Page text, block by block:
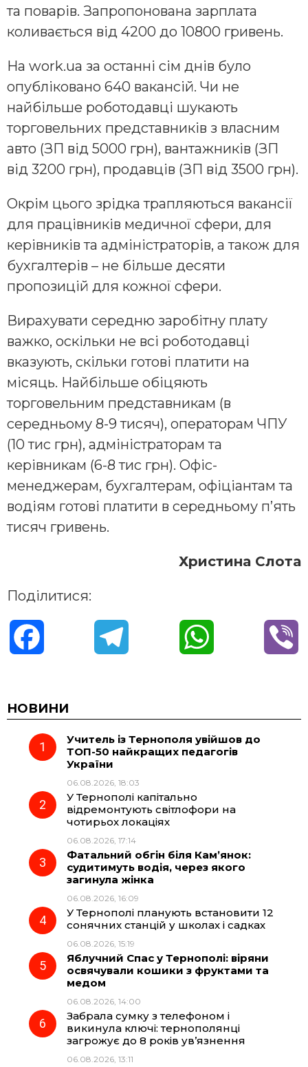
та поварів. Запропонована зарплата
коливається від 4200 до 10800 гривень.
На work.ua за останні сім днів було
опубліковано 640 вакансій. Чи не
найбільше роботодавці шукають
торговельних представників з власним
авто (ЗП від 5000 грн), вантажників (ЗП
від 3200 грн), продавців (ЗП від 3500 грн).
Окрім цього зрідка трапляються вакансії
для працівників медичної сфери, для
керівників та адміністраторів, а також для
бухгалтерів – не більше десяти
пропозицій для кожної сфери.
Вирахувати середню заробітну плату
важко, оскільки не всі роботодавці
вказують, скільки готові платити на
місяць. Найбільше обіцяють
торговельним представникам (в
середньому 8-9 тисяч), операторам ЧПУ
(10 тис грн), адміністраторам та
керівникам (6-8 тис грн). Офіс-
менеджерам, бухгалтерам, офіціантам та
водіям готові платити в середньому п’ять
тисяч гривень.
Христина Слота
Поділитися:
c
e
o
k
e
r
a
m
t
A
НОВИНИ
Учитель із Тернополя увійшов до
ТОП-50 найкращих педагогів
України
06.08.2026, 18:03
У Тернополі капітально
відремонтують світлофори на
чотирьох локаціях
06.08.2026, 17:14
Фатальний обгін біля Кам’янок:
судитимуть водія, через якого
загинула жінка
06.08.2026, 16:09
У Тернополі планують встановити 12
сонячних станцій у школах і садках
06.08.2026, 15:19
Яблучний Спас у Тернополі: віряни
освячували кошики з фруктами та
медом
06.08.2026, 14:00
Забрала сумку з телефоном і
викинула ключі: тернополянці
загрожує до 8 років ув’язнення
06.08.2026, 13:11